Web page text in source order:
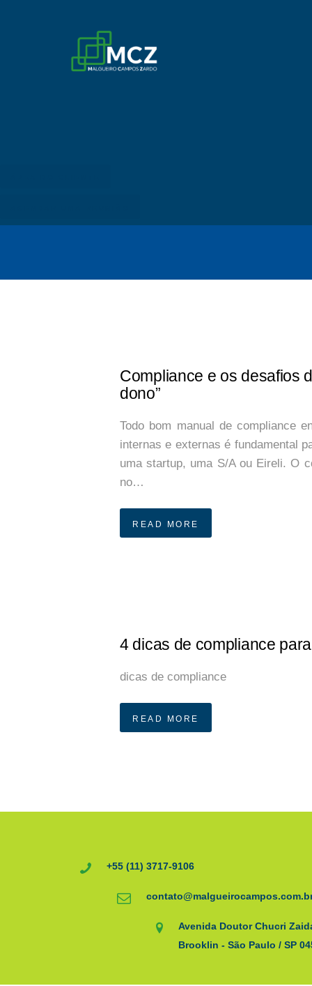
Compliance e os desafios
dono”
Todo bom manual de compliance
internas e externas é fundamental
uma startup, uma S/A ou Eireli. O
no…
READ MORE
4 dicas de compliance
dicas de compliance
READ MORE
+55 (11) 3717-9106
Avenida Doutor Chucri
Brooklin - São Paulo / SP